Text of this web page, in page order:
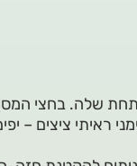
שלה. בחצי
ראיתי ציצים –